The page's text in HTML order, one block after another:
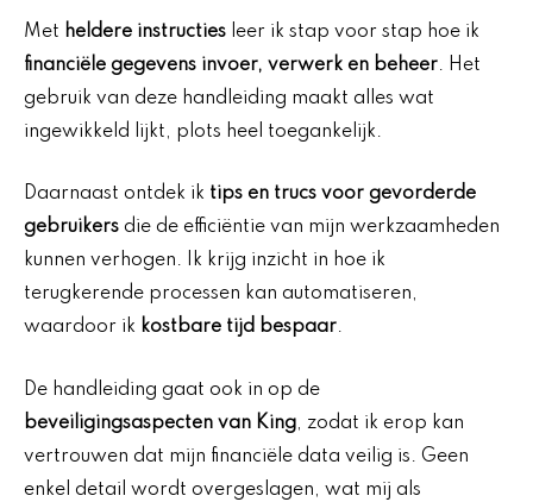
Met heldere instructies leer ik stap voor stap hoe ik
financiële gegevens invoer, verwerk en beheer. Het
gebruik van deze handleiding maakt alles wat
ingewikkeld lijkt, plots heel toegankelijk.
Daarnaast ontdek ik tips en trucs voor gevorderde
gebruikers die de efficiëntie van mijn werkzaamheden
kunnen verhogen. Ik krijg inzicht in hoe ik
terugkerende processen kan automatiseren,
waardoor ik kostbare tijd bespaar.
De handleiding gaat ook in op de
beveiligingsaspecten van King, zodat ik erop kan
vertrouwen dat mijn financiële data veilig is. Geen
enkel detail wordt overgeslagen, wat mij als